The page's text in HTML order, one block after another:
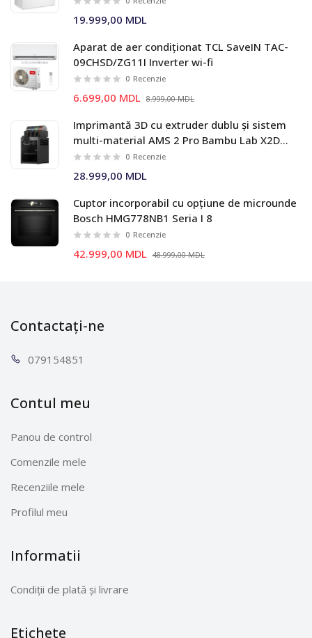
19.999,00 MDL
Aparat de aer condiționat TCL SaveIN TAC-
09CHSD/ZG11I Inverter wi-fi
0 Recenzie
6.699,00 MDL 8.999,00 MDL
Imprimantă 3D cu extruder dublu și sistem
multi-material AMS 2 Pro Bambu Lab X2D
Combo
0 Recenzie
28.999,00 MDL
Cuptor incorporabil cu opțiune de microunde
Bosch HMG778NB1 Seria I 8
0 Recenzie
42.999,00 MDL 48.999,00 MDL
Contactați-ne
0791 54851
Contul meu
Panou de control
Comenzile mele
Recenziile mele
Profilul meu
Informatii
Condiții de plată și livrare
Etichete